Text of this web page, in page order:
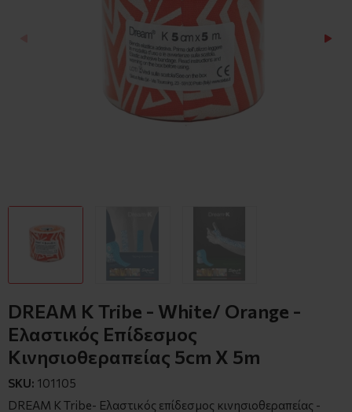
DREAM K Tribe - White/ Orange -
Ελαστικός Επίδεσμος
Κινησιοθεραπείας 5cm X 5m
SKU: 101105
DREAM K Tribe- Ελαστικός επίδεσμος κινησιοθεραπείας -